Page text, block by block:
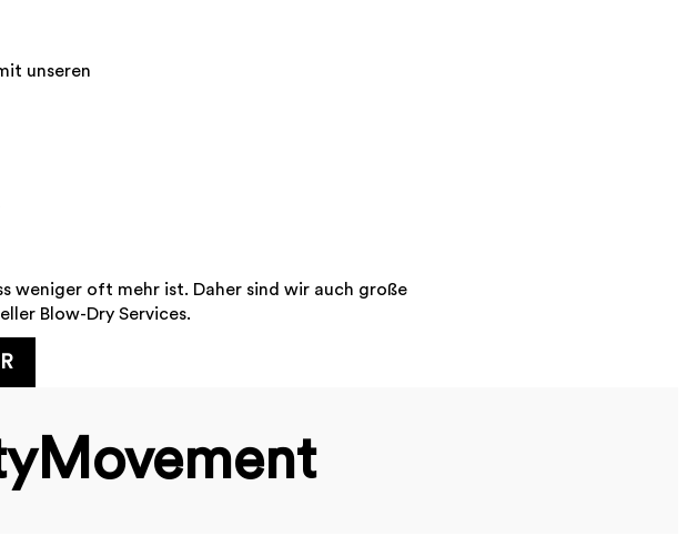
unseren
weniger oft mehr ist. Daher sind wir auch große
Blow-Dry Services.